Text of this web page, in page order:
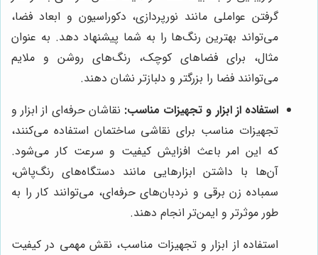
گرفتن عواملی مانند نورپردازی، دکوراسیون و ابعاد فضا،
می‌تواند بهترین رنگ‌ها را به شما پیشنهاد دهد. به عنوان
مثال، برای فضاهای کوچک، رنگ‌های روشن و ملایم
می‌توانند فضا را بزرگتر و دلبازتر نشان دهند.
استفاده از ابزار و تجهیزات مناسب: نقاشان حرفه‌ای از ابزار و
تجهیزات مناسب برای نقاشی ساختمان استفاده می‌کنند،
که این امر باعث افزایش کیفیت و سرعت کار می‌شود.
آن‌ها با داشتن ابزارهایی مانند دستگاه‌های رنگ‌پاش،
سمباده زن برقی و نردبان‌های حرفه‌ای، می‌توانند کار را به
طور موثرتر و ایمن‌تر انجام دهند.
استفاده از ابزار و تجهیزات مناسب، نقش مهمی در کیفیت